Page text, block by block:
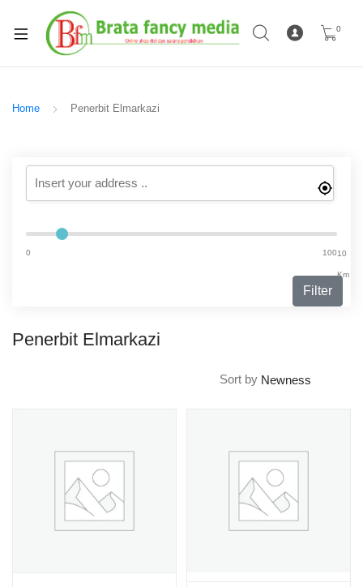
0
Home Penerbit Elmarkazi
0 10
Km
100
Filter
Penerbit Elmarkazi
Sort by